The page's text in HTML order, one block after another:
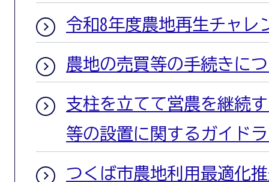
令和8年度農地再生チャレ
農地の売買等の手続きに
支柱を立てて営農を継続
等の設置に関するガイド
つくば市農地利用最適化